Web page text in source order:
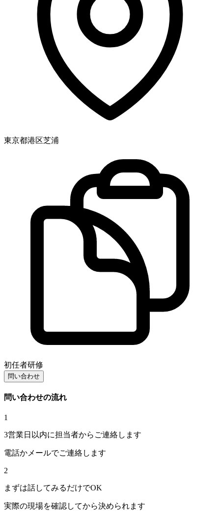
東京都港区芝浦
初任者研修
問い合わせ
問い合わせの流れ
1
3営業日以内に担当者からご連絡します
電話かメールでご連絡します
2
まずは話してみるだけでOK
実際の現場を確認してから決められます